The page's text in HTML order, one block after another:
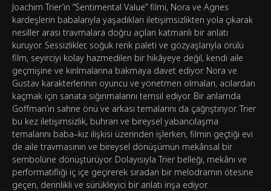
Joachim Trier’in “Sentimental Value” filmi, Nora ve Agnes
kardeşlerin babalarıyla yaşadıkları iletişimsizlikten yola çıkarak
nesiller arası travmalara doğru açılan katmanlı bir anlatı
kuruyor. Sessizlikler, soğuk renk paleti ve gözyaşlarıyla örülü
film, seyirciyi kolay hazmedilen bir hikâyeye değil, kendi aile
geçmişine ve kırılmalarına bakmaya davet ediyor. Nora ve
Gustav karakterlerinin oyuncu ve yönetmen olmaları, acılardan
kaçmak için sanata sığınmalarını temsil ediyor. Bir anlamda
Goffman’ın sahne önü ve arkası temalarını da çağrıştırıyor. Trier
bu kez iletişimsizlik, buhran ve bireysel yabancılaşma
temalarını baba–kız ilişkisi üzerinden işlerken, filmin geçtiği evi
de aile travmasının ve bireysel dönüşümün mekânsal bir
sembolüne dönüştürüyor. Dolayısıyla Trier belleği, mekânı ve
performatifliği iç içe geçirerek sıradan bir melodramın ötesine
geçen, derinlikli ve sürükleyici bir anlatı inşa ediyor.